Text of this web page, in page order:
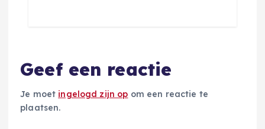
Geef een reactie
Je moet ingelogd zijn op om een reactie te
plaatsen.